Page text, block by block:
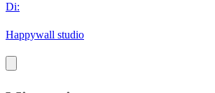
Di:
Happywall studio